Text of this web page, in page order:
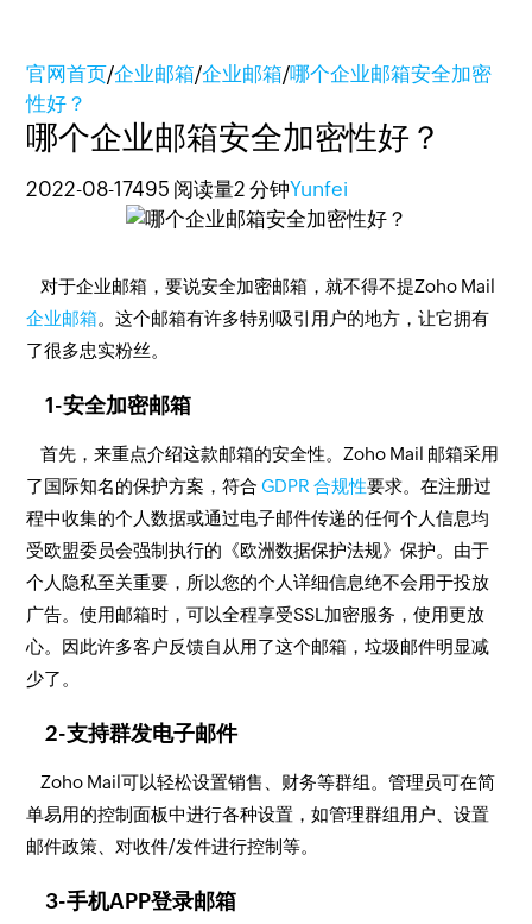
官网首页/企业邮箱/企业邮箱/哪个企业邮箱安全加密
性好？
哪个企业邮箱安全加密性好？
2022-08-17495 阅读量2 分钟Yunfei
对于企业邮箱，要说安全加密邮箱，就不得不提Zoho Mail
企业邮箱。这个邮箱有许多特别吸引用户的地方，让它拥有
了很多忠实粉丝。
1-安全加密邮箱
首先，来重点介绍这款邮箱的安全性。Zoho Mail 邮箱采用
了国际知名的保护方案，符合GDPR 合规性要求。在注册过
程中收集的个人数据或通过电子邮件传递的任何个人信息均
受欧盟委员会强制执行的《欧洲数据保护法规》保护。由于
个人隐私至关重要，所以您的个人详细信息绝不会用于投放
广告。使用邮箱时，可以全程享受SSL加密服务，使用更放
心。因此许多客户反馈自从用了这个邮箱，垃圾邮件明显减
少了。
2-支持群发电子邮件
Zoho Mail可以轻松设置销售、财务等群组。管理员可在简
单易用的控制面板中进行各种设置，如管理群组用户、设置
邮件政策、对收件/发件进行控制等。
3-手机APP登录邮箱